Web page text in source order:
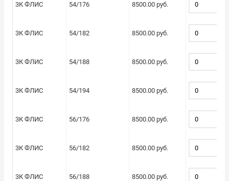
3К ФЛИС 54/176 8500.00 руб.
3К ФЛИС 54/182 8500.00 руб.
3К ФЛИС 54/188 8500.00 руб.
3К ФЛИС 54/194 8500.00 руб.
3К ФЛИС 56/176 8500.00 руб.
3К ФЛИС 56/182 8500.00 руб.
3К ФЛИС 56/188 8500.00 руб.